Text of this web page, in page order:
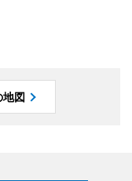
地図